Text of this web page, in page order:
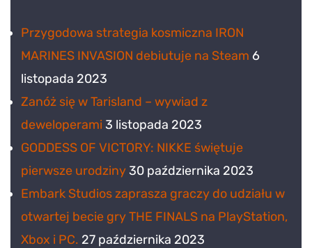
Przygodowa strategia kosmiczna IRON
MARINES INVASION debiutuje na Steam 6
listopada 2023
Zanóż się w Tarisland – wywiad z
deweloperami 3 listopada 2023
GODDESS OF VICTORY: NIKKE świętuje
pierwsze urodziny30 października 2023
Embark Studios zaprasza graczy do udziału w
otwartej becie gry THE FINALS na PlayStation,
Xbox i PC. 27 października 2023